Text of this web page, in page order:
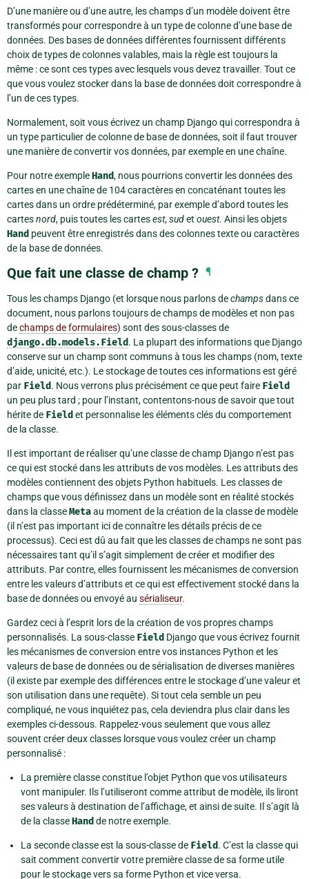
D’une manière ou d’une autre, les champs d’un modèle doivent être
transformés pour correspondre à un type de colonne d’une base de
données. Des bases de données différentes fournissent différents
choix de types de colonnes valables, mais la règle est toujours la
même : ce sont ces types avec lesquels vous devez travailler. Tout ce
que vous voulez stocker dans la base de données doit correspondre à
l’un de ces types.
Normalement, soit vous écrivez un champ Django qui correspondra à
un type particulier de colonne de base de données, soit il faut trouver
une manière de convertir vos données, par exemple en une chaîne.
Pour notre exempleHand, nous pourrions convertir les données des
cartes en une chaîne de 104 caractères en concaténant toutes les
cartes dans un ordre prédéterminé, par exemple d’abord toutes les
cartesnord, puis toutes les cartesest,sudet ouest. Ainsi les objets
Hand peuvent être enregistrés dans des colonnes texte ou caractères
de la base de données.
Que fait une classe de champ ? ¶
Tous les champs Django (et lorsque nous parlons dechampsdans ce
document, nous parlons toujours de champs de modèles et non pas
dechamps de formulaires) sont des sous-classes de
django.db.models.Field. La plupart des informations que Django
conserve sur un champ sont communs à tous les champs (nom, texte
d’aide, unicité, etc.). Le stockage de toutes ces informations est géré
par Field. Nous verrons plus précisément ce que peut faire Field
un peu plus tard ; pour l’instant, contentons-nous de savoir que tout
hérite de Field et personnalise les éléments clés du comportement
de la classe.
Il est important de réaliser qu’une classe de champ Django n’est pas
ce qui est stocké dans les attributs de vos modèles. Les attributs des
modèles contiennent des objets Python habituels. Les classes de
champs que vous définissez dans un modèle sont en réalité stockés
dans la classeMetaau moment de la création de la classe de modèle
(il n’est pas important ici de connaître les détails précis de ce
processus). Ceci est dû au fait que les classes de champs ne sont pas
nécessaires tant qu’il s’agit simplement de créer et modifier des
attributs. Par contre, elles fournissent les mécanismes de conversion
entre les valeurs d’attributs et ce qui est effectivement stocké dans la
base de données ou envoyé au sérialiseur.
Gardez ceci à l’esprit lors de la création de vos propres champs
personnalisés. La sous-classe Field Django que vous écrivez fournit
les mécanismes de conversion entre vos instances Python et les
valeurs de base de données ou de sérialisation de diverses manières
(il existe par exemple des différences entre le stockage d’une valeur et
son utilisation dans une requête). Si tout cela semble un peu
compliqué, ne vous inquiétez pas, cela deviendra plus clair dans les
exemples ci-dessous. Rappelez-vous seulement que vous allez
souvent créer deux classes lorsque vous voulez créer un champ
personnalisé :
La première classe constitue l’objet Python que vos utilisateurs
vont manipuler. Ils l’utiliseront comme attribut de modèle, ils liront
ses valeurs à destination de l’affichage, et ainsi de suite. Il s’agit là
de la classeHand de notre exemple.
La seconde classe est la sous-classe de Field. C’est la classe qui
sait comment convertir votre première classe de sa forme utile
pour le stockage vers sa forme Python et vice versa.